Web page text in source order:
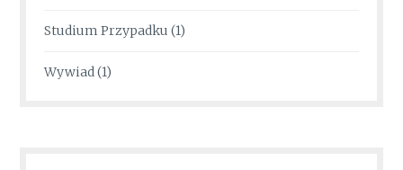
Studium Przypadku (1)
Wywiad(1)